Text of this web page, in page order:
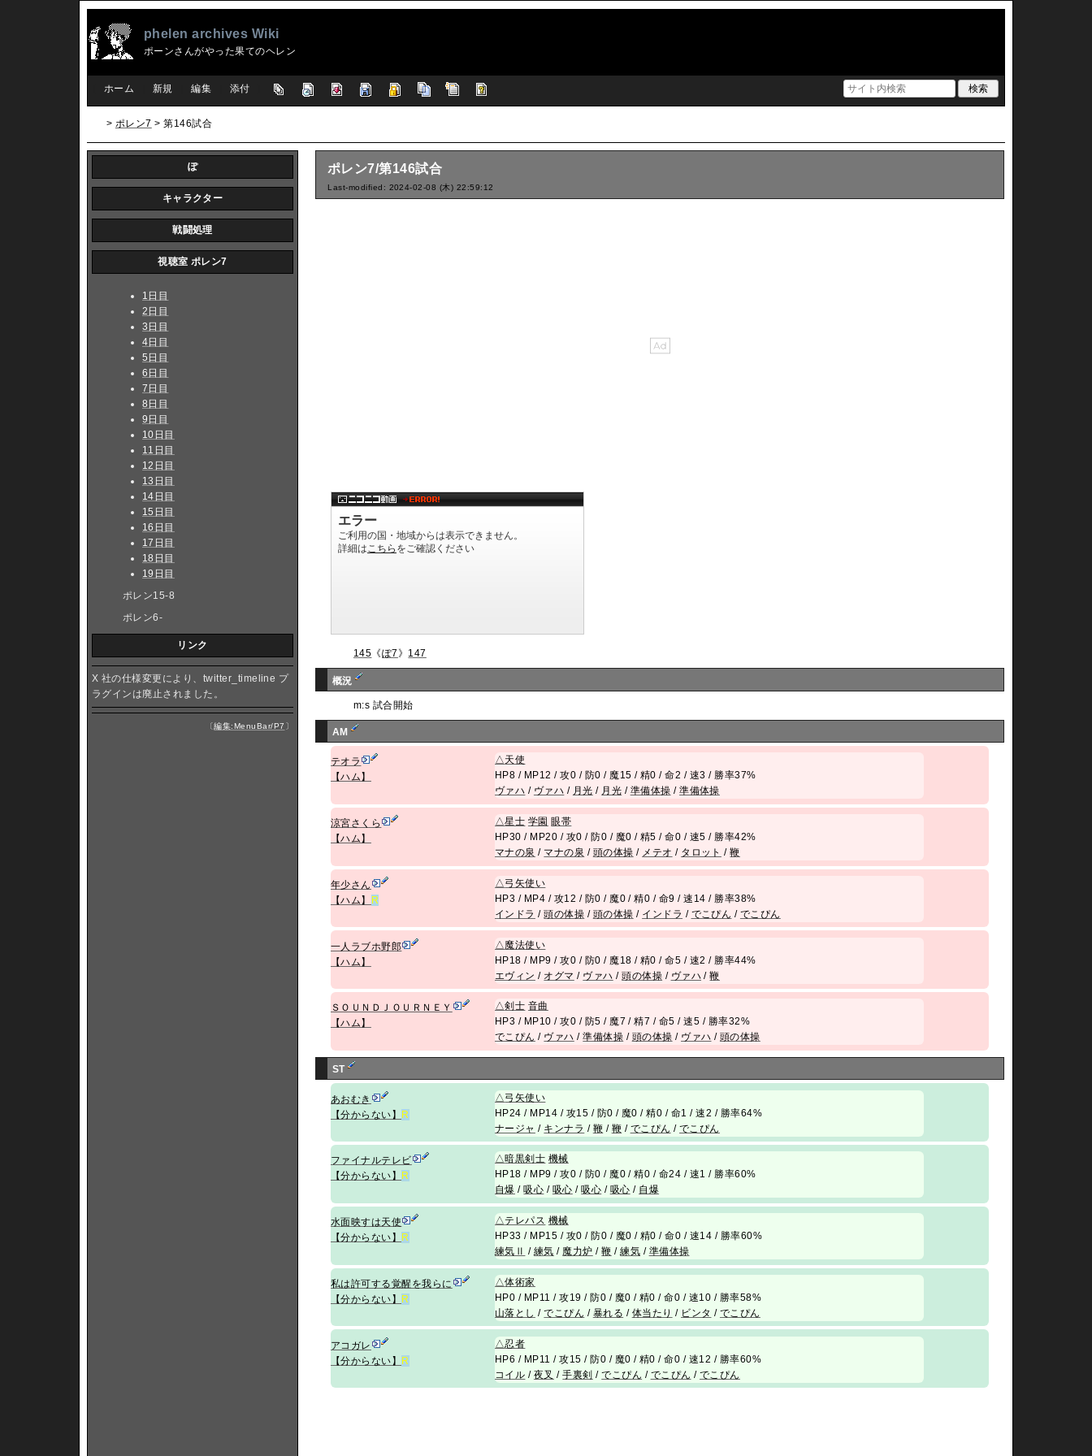
phelen archives Wiki
ポーンさんがやった果てのヘレン
ホーム 新規 編集 添付
> ポレン7 > 第146試合
ポレン7/第146試合
Last-modified: 2024-02-08 (木) 22:59:12
145 《ぽ7 》 147
概況
m:s 試合開始
AM
テオラ
【ハム】
△天使
HP8 / MP12 / 攻0 / 防0 / 魔15 / 精0 / 命2 / 速3 / 勝率37%
ヴァハ / ヴァハ / 月光 / 月光 / 準備体操 /準備体操
涼宮さくら
【ハム】
△星士 学園 眼帯
HP30 / MP20 / 攻0 / 防0 / 魔0 / 精5 / 命0 / 速5 / 勝率42%
マナの泉 / マナの泉 / 頭の体操 / メテオ / タロット /鞭
年少さん
【ハム】 R
△弓矢使い
HP3 / MP4 / 攻12 / 防0 / 魔0 / 精0 / 命9 / 速14 / 勝率38%
インドラ /頭の体操 / 頭の体操 / インドラ / でこぴん / でこぴん
一人ラブホ野郎
【ハム】
△ 魔法使い
HP18 / MP9 / 攻0 / 防0 / 魔18 / 精0 / 命5 / 速2 / 勝率44%
エヴィン / オグマ / ヴァハ /頭の体操 / ヴァハ /鞭
ＳＯＵＮＤＪＯＵＲＮＥＹ
【ハム】
△剣士 音曲
HP3 / MP10 / 攻0 / 防5 / 魔7 / 精7 / 命5 / 速5 / 勝率32%
でこぴん / ヴァハ /準備体操 / 頭の体操 / ヴァハ / 頭の体操
ST
あおむき
【分からない】 R
△ 弓矢使い
HP24 / MP14 / 攻15 / 防0 / 魔0 / 精0 / 命1 / 速2 / 勝率64%
ナージャ / キンナラ / 鞭 / 鞭 / でこぴん / でこぴん
ファイナルテレビ
【分からない】
R
△暗黒剣士 機械
HP18 / MP9 / 攻0 / 防0 / 魔0 / 精0 / 命24 / 速1 / 勝率60%
自爆 /吸心 / 吸心 /吸心 / 吸心 / 自爆
水面映すは天使
【分からない】
R
△テレパス 機械
HP33 / MP15 / 攻0 / 防0 / 魔0 / 精0 / 命0 / 速14 / 勝率60%
練気Ⅱ / 練気 / 魔力炉 /鞭 /練気 / 準備体操
私は許可する覚醒を我らに
【分からない】
R
△体術家
HP0 / MP11 / 攻19 / 防0 / 魔0 / 精0 / 命0 / 速10 / 勝率58%
山落とし /でこぴん / 暴れる / 体当たり / ビンタ / でこぴん
アコガレ
【分からない】 R
△忍者
HP6 / MP11 / 攻15 / 防0 / 魔0 / 精0 / 命0 / 速12 / 勝率60%
コイル / 夜叉 /手裏剣 /でこぴん / でこぴん / でこぴん
ぽ
キャラクター
戦闘処理
視聴室 ポレン7
1日目
2日目
3日目
4日目
5日目
6日目
7日目
8日目
9日目
10日目
11日目
12日目
13日目
14日目
15日目
16日目
17日目
18日目
19日目
ポレン15-8
ポレン6-
リンク
X 社の仕様変更により、twitter_timeline プ
ラグインは廃止されました。
〔編集:MenuBar/P7 〕